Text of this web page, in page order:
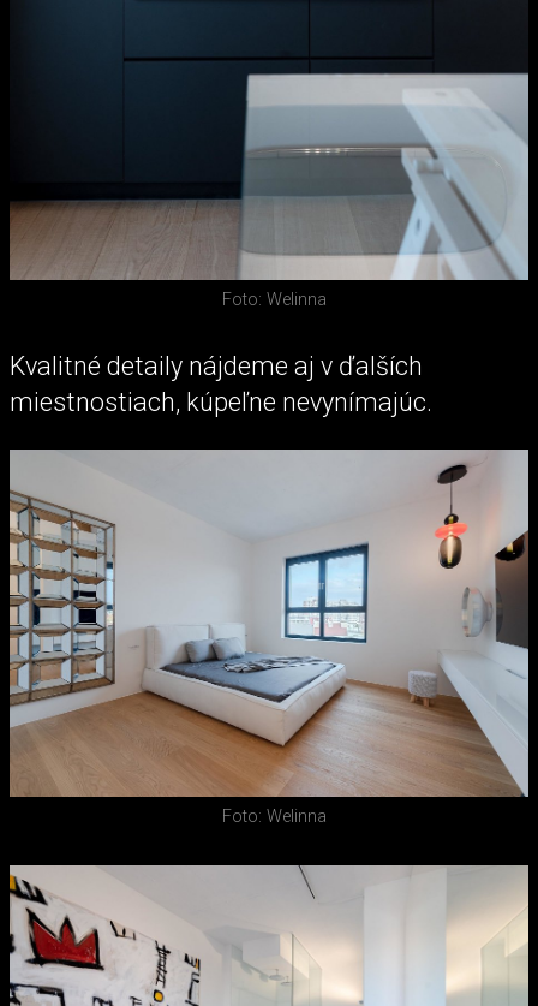
Foto: Welinna
Kvalitné detaily nájdeme aj v ďalších
miestnostiach, kúpeľne nevynímajúc.
Foto: Welinna